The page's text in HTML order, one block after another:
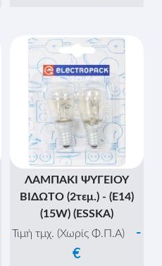
ΛΑΜΠΑΚΙ ΨΥΓΕΙΟΥ
ΒΙΔΩΤΟ (2τεμ.) - (Ε14)
(15W) (ESSKA)
Τιμή τμχ. (Χωρίς Φ.Π.Α)
-
€